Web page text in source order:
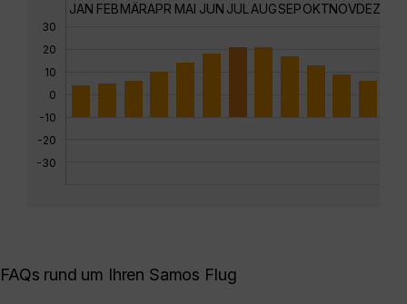
30
20
10
0
-10
-20
-30
JAN FEBMÄRAPR MAI JUN JUL AUGSEPOKTNOVDEZ
FAQs rund um Ihren Samos Flug